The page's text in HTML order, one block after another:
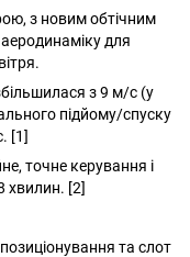
з новим обтічним
для
з 9 м/с (у
підйому/спуску
[1]
точне керування і
хвилин. [2]
та слот